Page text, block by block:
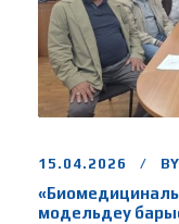
15.04.2026 BY
модельдеу